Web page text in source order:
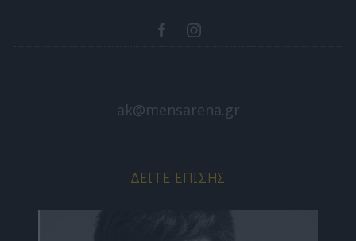
ak@mensarena.gr
ΔΕΊΤΕ ΕΠΊΣΗΣ